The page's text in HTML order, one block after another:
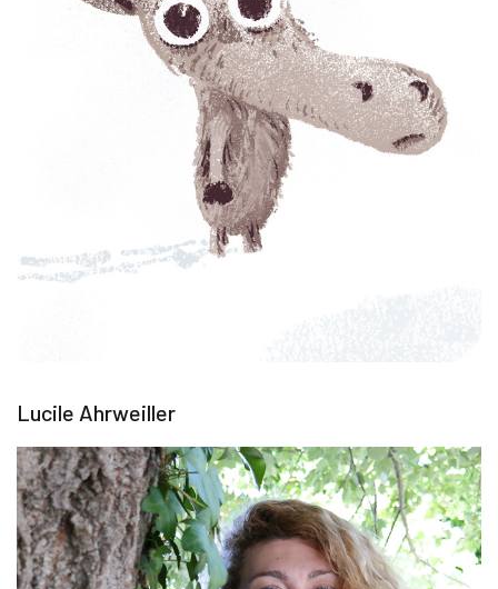
Lucile Ahrweiller